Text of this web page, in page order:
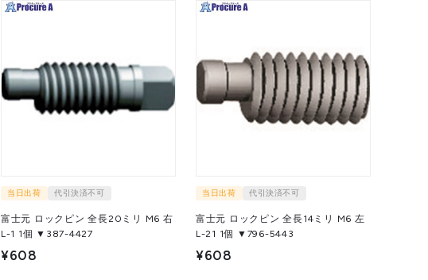
当日出荷 代引決済不可
富士元 ロックピン 全長20ミリ M6 右
L-1 1個 ▼387-4427
¥608
当日出荷 代引決済不可
富士元 ロックピン 全長14ミリ M6 左
L-21 1個 ▼796-5443
¥608